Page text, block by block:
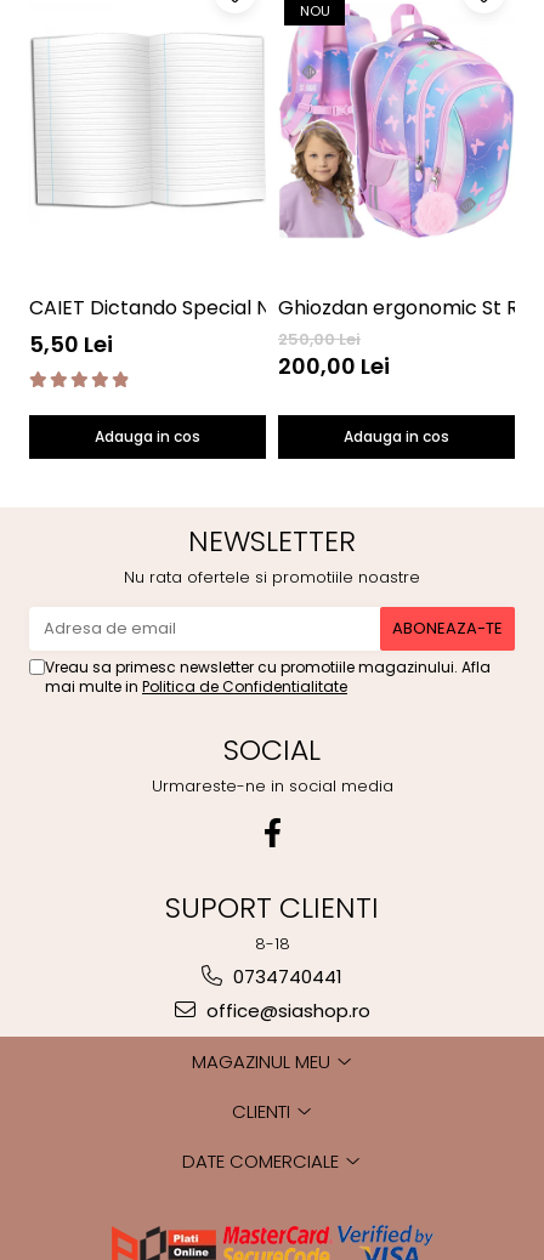
CAIET Dictando Special NumLit CD
5,50 Lei
Adauga in cos
NOU
Ghiozdan ergonomic St
250,00 Lei
200,00 Lei
Adauga in cos
NEWSLETTER
Nu rata ofertele si promotiile noastre
Vreau sa primesc newsletter cu promotiile magazinului. Afla
mai multe in Politica de Confidentialitate
SOCIAL
Urmareste-ne in social media
SUPORT CLIENTI
8-18
0734740441
office@siashop.ro
MAGAZINUL MEU
CLIENTI
DATE COMERCIALE